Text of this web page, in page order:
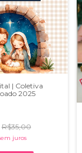
| Coletiva
2025
R$35,00
juros